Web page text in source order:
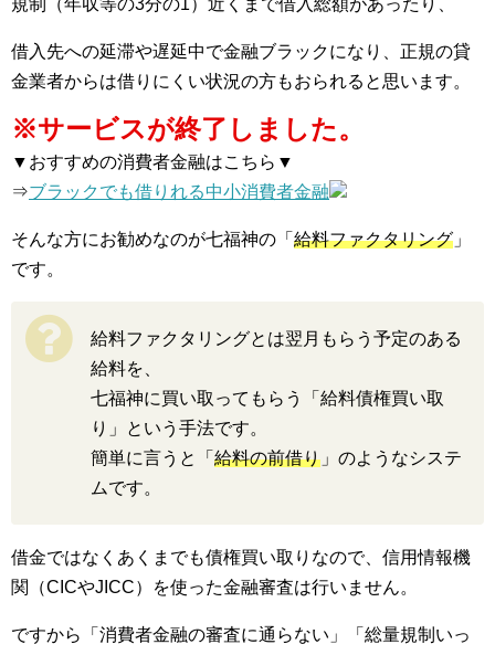
規制（年収等の3分の1）近くまで借入総額があったり、
借入先への延滞や遅延中で金融ブラックになり、正規の貸
金業者からは借りにくい状況の方もおられると思います。
※サービスが終了しました。
▼おすすめの消費者金融はこちら▼
⇒ブラックでも借りれる中小消費者金融
そんな方にお勧めなのが七福神の「 給料ファクタリング 」
です。
給料ファクタリングとは翌月もらう予定のある
給料を、
七福神に買い取ってもらう「給料債権買い取
り」という手法です。
簡単に言うと「 給料の前借り 」のようなシステ
ムです。
借金ではなくあくまでも債権買い取りなので、信用情報機
関（CICやJICC）を使った金融審査は行いません。
ですから「消費者金融の審査に通らない」「総量規制いっ